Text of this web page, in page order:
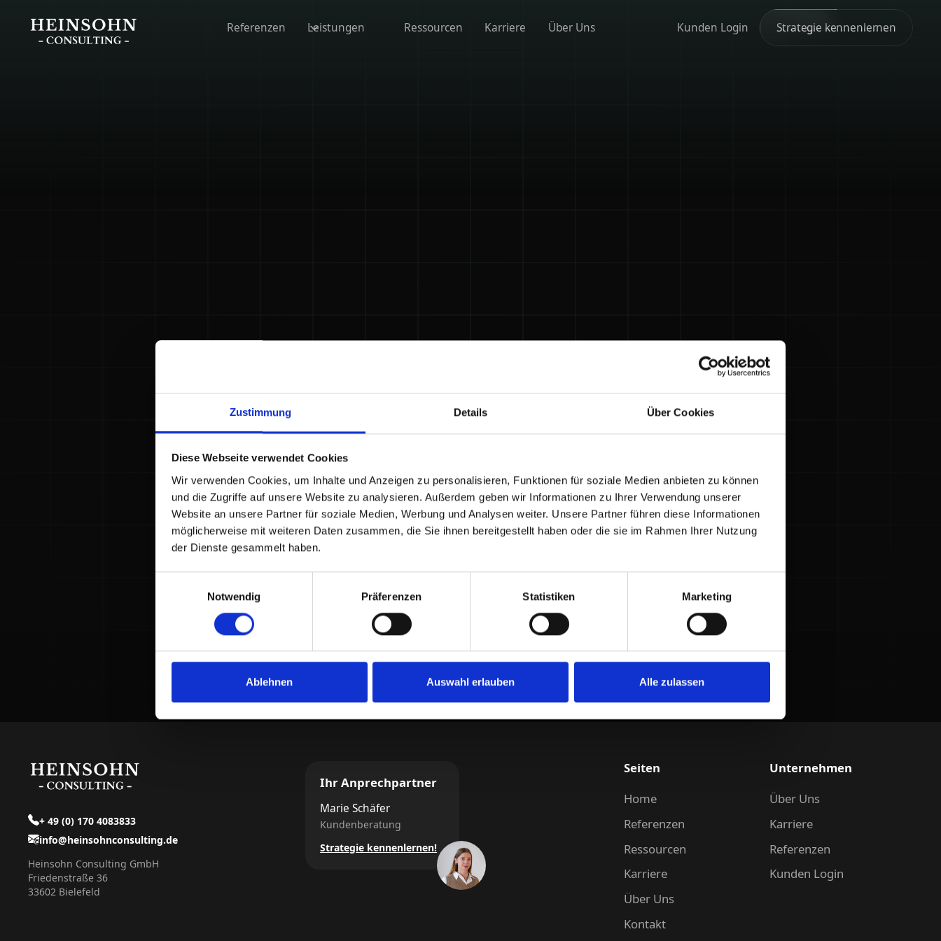
Zustimmung Details Über Cookies
Diese Webseite verwendet Cookies
Wir verwenden Cookies, um Inhalte und Anzeigen zu personalisieren, Funktionen für soziale Medien anbieten zu können
und die Zugriffe auf unsere Website zu analysieren. Außerdem geben wir Informationen zu Ihrer Verwendung unserer
Website an unsere Partner für soziale Medien, Werbung und Analysen weiter. Unsere Partner führen diese Informationen
möglicherweise mit weiteren Daten zusammen, die Sie ihnen bereitgestellt haben oder die sie im Rahmen Ihrer Nutzung
der Dienste gesammelt haben.
Notwendig
Präferenzen Statistiken Marketing
Ablehnen Auswahl erlauben Alle zulassen
Referenzen Leistungen Ressourcen Karriere Über Uns Kunden Login Strategie kennenlernen
595,- €
+ 49 (0) 170 4083833
info@heinsohnconsulting.de
Heinsohn Consulting GmbH
Friedenstraße 36
33602 Bielefeld
Ihr Anprechpartner
Marie Schäfer
Kundenberatung
Strategie kennenlernen!
Seiten
Home
Referenzen
Ressourcen
Karriere
Über Uns
Kontakt
Unternehmen
Über Uns
Karriere
Referenzen
Kunden Login